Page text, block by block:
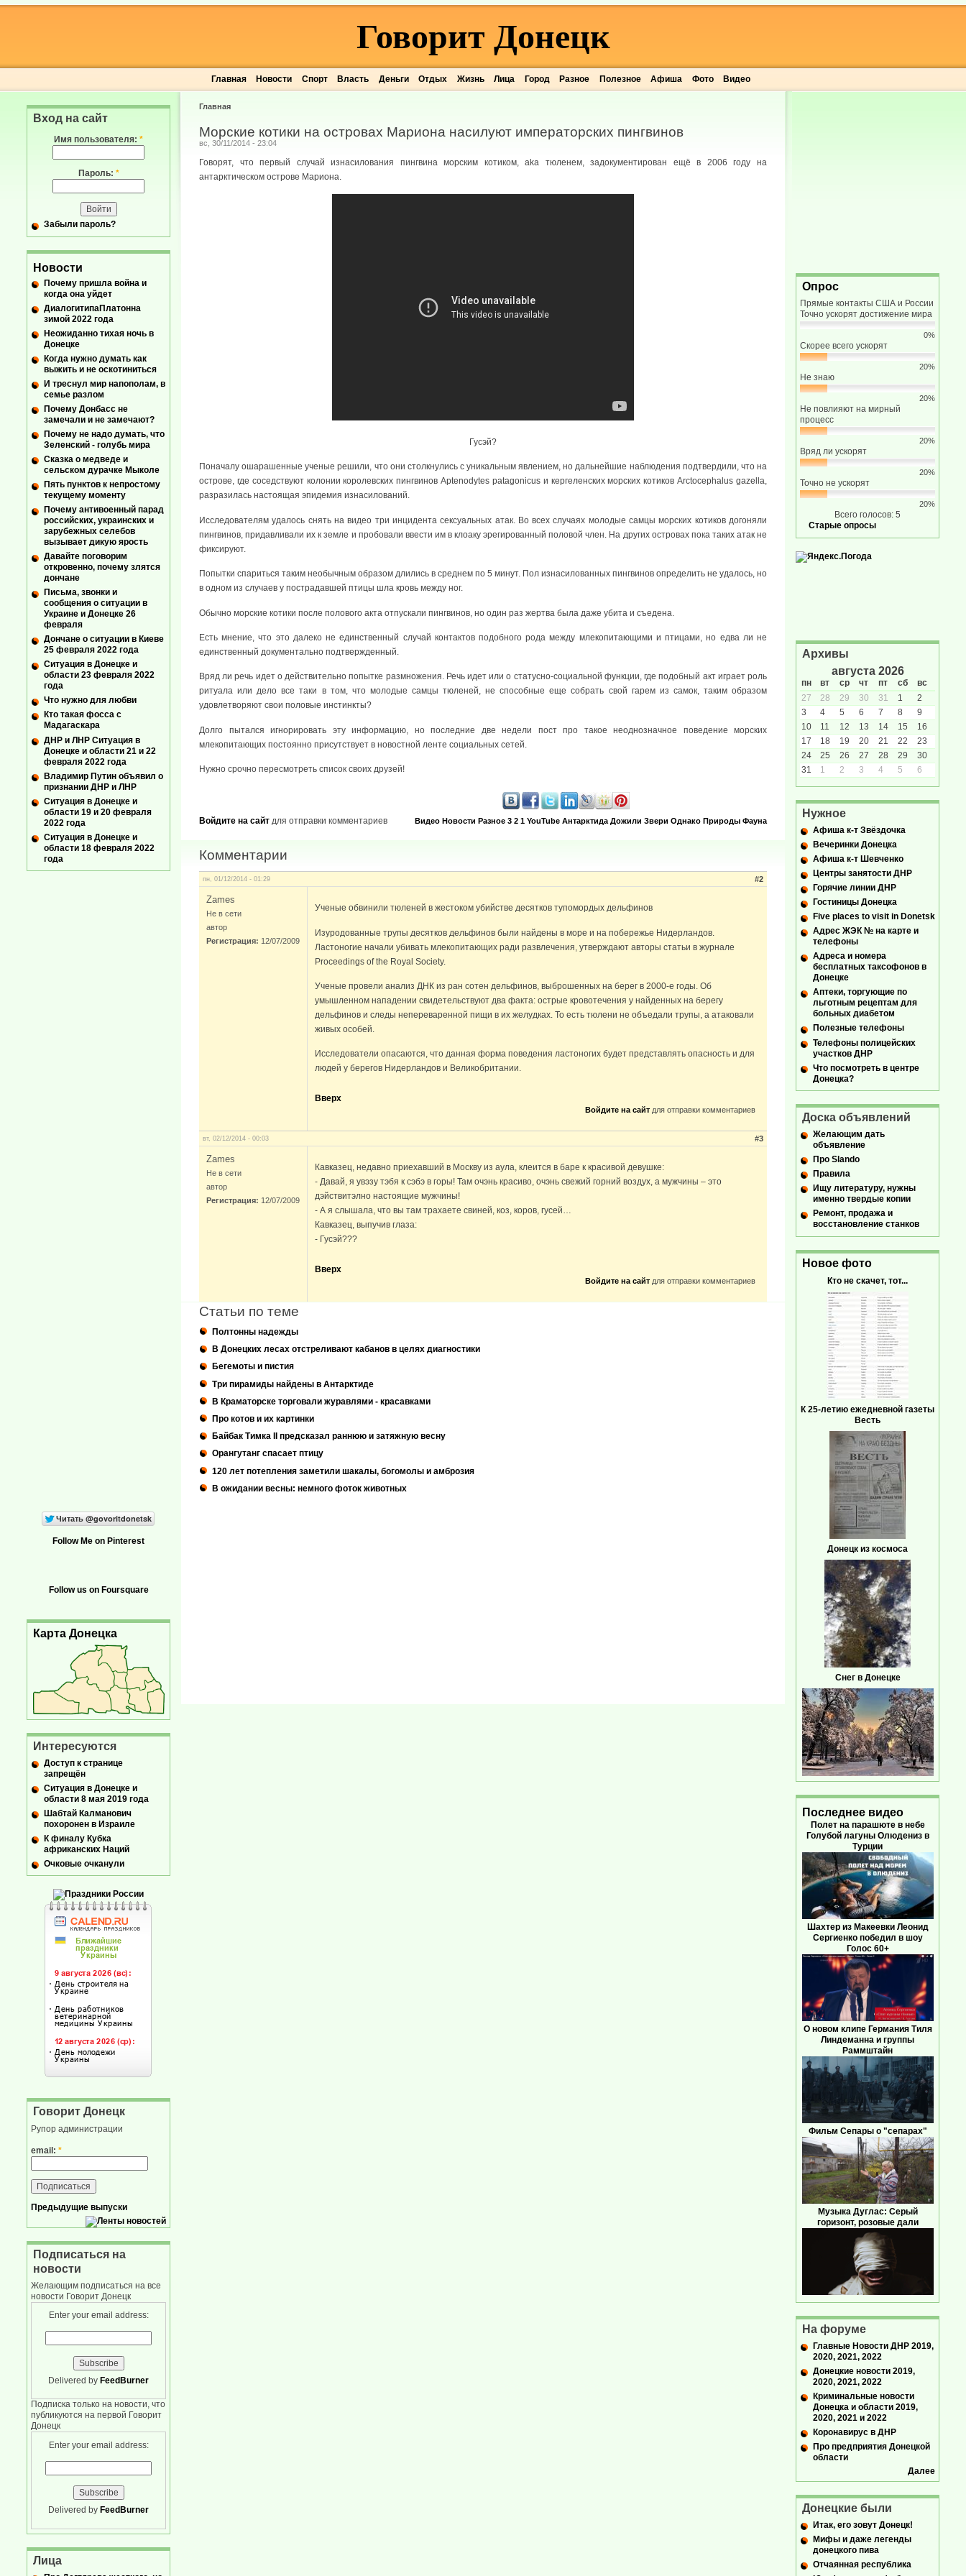
Главная Новости Спорт Власть Деньги Отдых Жизнь Лица Город Разное Полезное Афиша Фото Видео
Говорит Донецк
Главная
Морские котики на островах Мариона насилуют императорских пингвинов
вс, 30/11/2014 - 23:04
Говорят, что первый случай изнасилования пингвина морским котиком, aka тюленем, задокументирован ещё в 2006 году на
антарктическом острове Мариона.
Гусэй?
Поначалу ошарашенные ученые решили, что они столкнулись с уникальным явлением, но дальнейшие наблюдения подтвердили, что на
острове, где соседствуют колонии королевских пингвинов Aptenodytes patagonicus и кергеленских морских котиков Arctocephalus gazella,
разразилась настоящая эпидемия изнасилований.
Исследователям удалось снять на видео три инцидента сексуальных атак. Во всех случаях молодые самцы морских котиков догоняли
пингвинов, придавливали их к земле и пробовали ввести им в клоаку эрегированный половой член. На других островах пока таких атак не
фиксируют.
Попытки спариться таким необычным образом длились в среднем по 5 минут. Пол изнасилованных пингвинов определить не удалось, но
в одном из случаев у пострадавшей птицы шла кровь между ног.
Обычно морские котики после полового акта отпускали пингвинов, но один раз жертва была даже убита и съедена.
Есть мнение, что это далеко не единственный случай контактов подобного рода между млекопитающими и птицами, но едва ли не
единственный документально подтвержденный.
Вряд ли речь идет о действительно попытке размножения. Речь идет или о статусно-социальной функции, где подобный акт играет роль
ритуала или дело все таки в том, что молодые самцы тюленей, не способные еще собрать свой гарем из самок, таким образом
удовлетворяют свои половые инстинкты?
Долго пытался игнорировать эту информацию, но последние две недели пост про такое неоднозначное поведение морских
млекопитающих постоянно присутствует в новостной ленте социальных сетей.
Нужно срочно пересмотреть список своих друзей!
Видео Новости Разное 3 2 1 YouTube Антарктида Дожили Звери Однако Природы Фауна
Войдите на сайт для отправки комментариев
Комментарии
пн, 01/12/2014 - 01:29 #2
Zames
Не в сети
автор
Регистрация: 12/07/2009
Ученые обвинили тюленей в жестоком убийстве десятков тупомордых дельфинов
Изуродованные трупы десятков дельфинов были найдены в море и на побережье Нидерландов.
Ластоногие начали убивать млекопитающих ради развлечения, утверждают авторы статьи в журнале
Proceedings of the Royal Society.
Ученые провели анализ ДНК из ран сотен дельфинов, выброшенных на берег в 2000-е годы. Об
умышленном нападении свидетельствуют два факта: острые кровотечения у найденных на берегу
дельфинов и следы непереваренной пищи в их желудках. То есть тюлени не объедали трупы, а атаковали
живых особей.
Исследователи опасаются, что данная форма поведения ластоногих будет представлять опасность и для
людей у берегов Нидерландов и Великобритании.
Вверх
Войдите на сайтдля отправки комментариев
вт, 02/12/2014 - 00:03 #3
Zames
Не в сети
автор
Регистрация: 12/07/2009
Кавказец, недавно приехавший в Москву из аула, клеится в баре к красивой девушке:
- Давай, я увэзу тэбя к сэбэ в горы! Там очэнь красиво, очэнь свежий горний воздух, а мужчины – это
дэйствитэлно настоящие мужчины!
- А я слышала, что вы там трахаете свиней, коз, коров, гусей…
Кавказец, выпучив глаза:
- Гусэй???
Вверх
Войдите на сайтдля отправки комментариев
Статьи по теме
Полтонны надежды
В Донецких лесах отстреливают кабанов в целях диагностики
Бегемоты и пистия
Три пирамиды найдены в Антарктиде
В Краматорске торговали журавлями - красавками
Про котов и их картинки
Байбак Тимка II предсказал раннюю и затяжную весну
Орангутанг спасает птицу
120 лет потепления заметили шакалы, богомолы и амброзия
В ожидании весны: немного фоток животных
Вход на сайт
Имя пользователя: *
Пароль: *
Забыли пароль?
Новости
Почему пришла война и
когда она уйдет
ДиалогитипаПлатонна
зимой 2022 года
Неожиданно тихая ночь в
Донецке
Когда нужно думать как
выжить и не оскотиниться
И треснул мир напополам, в
семье разлом
Почему Донбасс не
замечали и не замечают?
Почему не надо думать, что
Зеленский - голубь мира
Сказка о медведе и
сельском дурачке Мыколе
Пять пунктов к непростому
текущему моменту
Почему антивоенный парад
российских, украинских и
зарубежных селебов
вызывает дикую ярость
Давайте поговорим
откровенно, почему злятся
дончане
Письма, звонки и
сообщения о ситуации в
Украине и Донецке 26
февраля
Дончане о ситуации в Киеве
25 февраля 2022 года
Ситуация в Донецке и
области 23 февраля 2022
года
Что нужно для любви
Кто такая фосса с
Мадагаскара
ДНР и ЛНР Ситуация в
Донецке и области 21 и 22
февраля 2022 года
Владимир Путин объявил о
признании ДНР и ЛНР
Ситуация в Донецке и
области 19 и 20 февраля
2022 года
Ситуация в Донецке и
области 18 февраля 2022
года
Follow Me on Pinterest
Follow us on Foursquare
Карта Донецка
Интересуются
Доступ к странице
запрещён
Ситуация в Донецке и
области 8 мая 2019 года
Шабтай Калманович
похоронен в Израиле
К финалу Кубка
африканских Наций
Очковые очканули
Говорит Донецк
Рупор администрации
email: *
Предыдущие выпуски
Подписаться на
новости
Желающим подписаться на все
новости Говорит Донецк
Enter your email address:
Delivered by FeedBurner
Подписка только на новости, что
публикуются на первой Говорит
Донецк
Enter your email address:
Delivered by FeedBurner
Лица
Опрос
Прямые контакты США и России
Точно ускорят достижение мира
0%
Скорее всего ускорят
20%
Не знаю
20%
Не повлияют на мирный
процесс
20%
Вряд ли ускорят
20%
Точно не ускорят
20%
Всего голосов: 5
Старые опросы
Архивы
августа 2026
пн вт ср чт пт сб
вс
27
28 29 30 31 1
2
3
4 5 6 7 8
9
10
11 12 13 14 15
16
17
18 19 20 21 22
23
24
25 26 27 28 29
30
31
1 2 3 4 5 6
Нужное
Афиша к-т Звёздочка
Вечеринки Донецка
Афиша к-т Шевченко
Центры занятости ДНР
Горячие линии ДНР
Гостиницы Донецка
Five places to visit in Donetsk
Адрес ЖЭК № на карте и
телефоны
Адреса и номера
бесплатных таксофонов в
Донецке
Аптеки, торгующие по
льготным рецептам для
больных диабетом
Полезные телефоны
Телефоны полицейских
участков ДНР
Что посмотреть в центре
Донецка?
Доска объявлений
Желающим дать
объявление
Про Slando
Правила
Ищу литературу, нужны
именно твердые копии
Ремонт, продажа и
восстановление станков
Новое фото
Кто не скачет, тот...
К 25-летию ежедневной газеты
Весть
Донецк из космоса
Снег в Донецке
Последнее видео
Полет на парашюте в небе
Голубой лагуны Олюдениз в
Турции
Шахтер из Макеевки Леонид
Сергиенко победил в шоу
Голос 60+
О новом клипе Германия Тиля
Линдеманна и группы
Раммштайн
Фильм Сепары о "сепарах"
Музыка Дуглас: Серый
горизонт, розовые дали
На форуме
Главные Новости ДНР 2019,
2020, 2021, 2022
Донецкие новости 2019,
2020, 2021, 2022
Криминальные новости
Донецка и области 2019,
2020, 2021 и 2022
Коронавирус в ДНР
Про предприятия Донецкой
области
Далее
Донецкие были
Итак, его зовут Донецк!
Мифы и даже легенды
донецкого пива
Отчаянная республика